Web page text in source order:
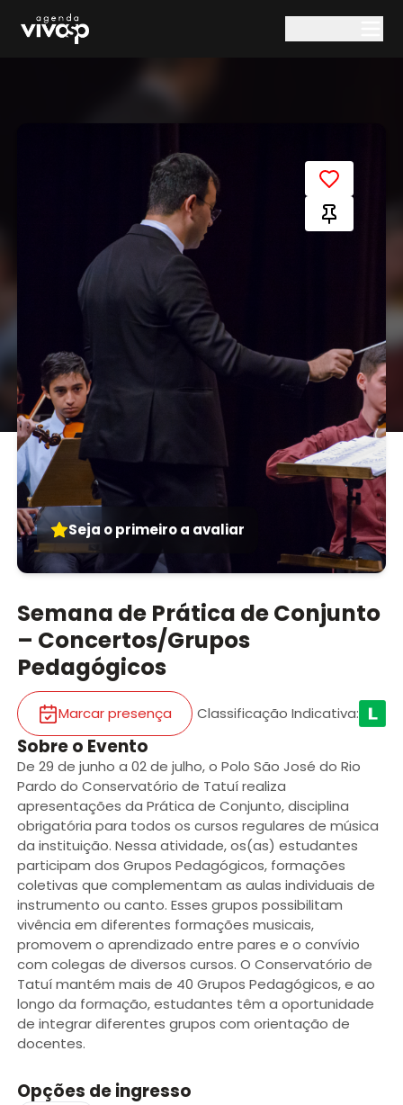
Seja o primeiro a avaliar
Semana de Prática de Conjunto
– Concertos/Grupos
Pedagógicos
Marcar presença Classificação Indicativa:
Sobre o Evento
De 29 de junho a 02 de julho, o Polo São José do Rio
Pardo do Conservatório de Tatuí realiza
apresentações da Prática de Conjunto, disciplina
obrigatória para todos os cursos regulares de música
da instituição. Nessa atividade, os(as) estudantes
participam dos Grupos Pedagógicos, formações
coletivas que complementam as aulas individuais de
instrumento ou canto. Esses grupos possibilitam
vivência em diferentes formações musicais,
promovem o aprendizado entre pares e o convívio
com colegas de diversos cursos. O Conservatório de
Tatuí mantém mais de 40 Grupos Pedagógicos, e ao
longo da formação, estudantes têm a oportunidade
de integrar diferentes grupos com orientação de
docentes.
Opções de ingresso